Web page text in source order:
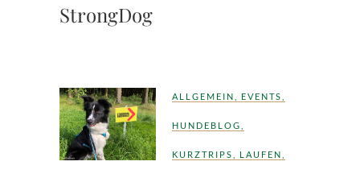
StrongDog
ALLGEMEIN EVENTS
HUNDEBLOG
KURZTRIPS LAUFEN